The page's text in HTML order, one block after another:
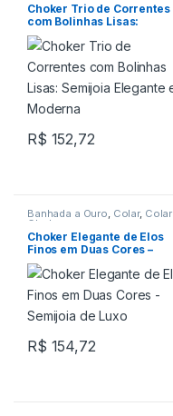
Choker Trio de Correntes
com Bolinhas Lisas:
Semijoia Elegante e
Moderna
R$ 152,72
Banhada a Ouro, Colar, Colar
Choker
Choker Elegante de Elos
Finos em Duas Cores –
Semijoia de Luxo
R$ 154,72